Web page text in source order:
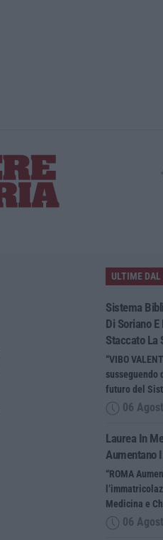
La rivista “America
ULTIME DAL
Sistema
Di Soriano
Staccato La
“VIBO
susseguendo
futuro del
06
Laurea In
Aumentano
“ROMA
Medicina e
06